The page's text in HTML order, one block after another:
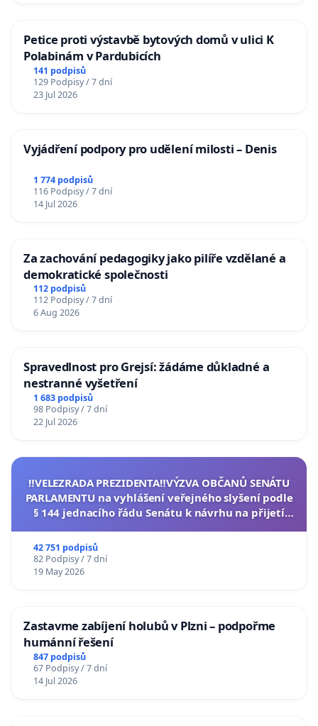
Petice proti výstavbě bytových domů v ulici K
Polabinám v Pardubicích
141 podpisů
129 Podpisy / 7 dní
23 Jul 2026
Vyjádření podpory pro udělení milosti – Denis
1 774 podpisů
116 Podpisy / 7 dní
14 Jul 2026
Za zachování pedagogiky jako pilíře vzdělané a
demokratické společnosti
112 podpisů
112 Podpisy / 7 dní
6 Aug 2026
Spravedlnost pro Grejsí: žádáme důkladné a
nestranné vyšetření
1 683 podpisů
98 Podpisy / 7 dní
22 Jul 2026
‼️VELEZRADA PREZIDENTA‼️VÝZVA OBČANŮ SENÁTU
PARLAMENTU na vyhlášení veřejného slyšení podle
§ 144 jednacího řádu Senátu k návrhu na přijetí
42 751 podpisů
82 Podpisy / 7 dní
19 May 2026
Zastavme zabíjení holubů v Plzni – podpořme
humánní řešení
847 podpisů
67 Podpisy / 7 dní
14 Jul 2026